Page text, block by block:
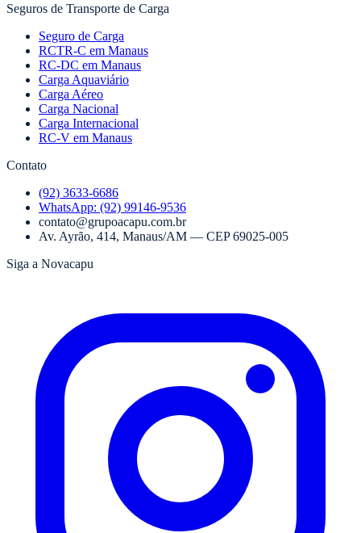
Seguros de Transporte de Carga
Seguro de Carga
RCTR-C em Manaus
RC-DC em Manaus
Carga Aquaviário
Carga Aéreo
Carga Nacional
Carga Internacional
RC-V em Manaus
Contato
(92) 3633-6686
WhatsApp: (92) 99146-9536
contato@grupoacapu.com.br
Av. Ayrão, 414, Manaus/AM — CEP69025-005
Siga a Novacapu